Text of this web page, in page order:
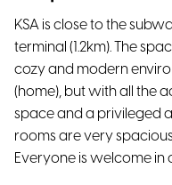
KSA is close to the
terminal (1.2km). The
cozy and modern
(home), but with all the
space and a privileged
rooms are very
Everyone is welcome in